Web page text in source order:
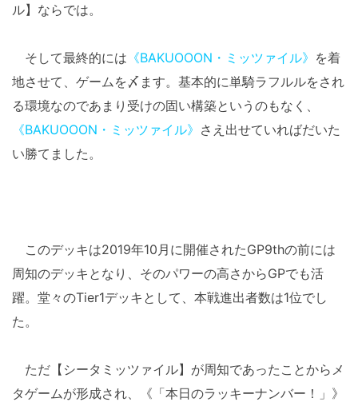
ル】ならでは。
そして最終的には 《BAKUOOON・ミッツァイル》 を着
地させて、ゲームを〆ます。基本的に単騎ラフルルをされ
る環境なのであまり受けの固い構築というのもなく、
《BAKUOOON・ミッツァイル》 さえ出せていればだいた
い勝てました。
このデッキは2019年10月に開催されたGP9thの前には
周知のデッキとなり、そのパワーの高さからGPでも活
躍。堂々のTier1デッキとして、本戦進出者数は1位でし
た。
ただ【シータミッツァイル】が周知であったことからメ
タゲームが形成され、《「本日のラッキーナンバー！」》